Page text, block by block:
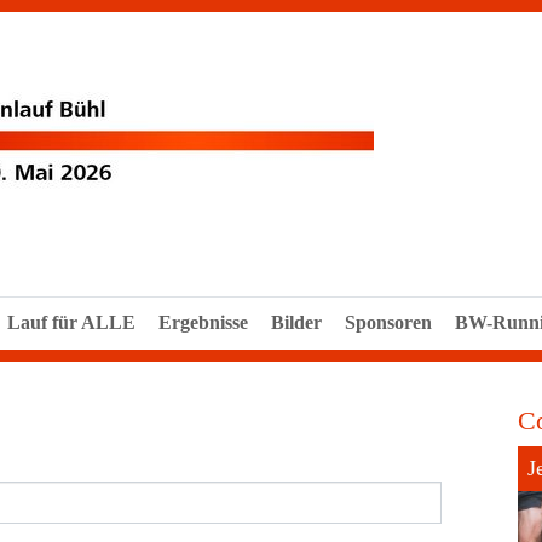
Lauf für ALLE Ergebnisse Bilder Sponsoren BW-